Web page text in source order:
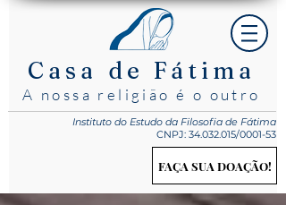
Casa de Fátima
A nossa religião é o outro
Instituto do Estudo da Filosofia de Fátima
CNPJ: 34.032.015/0001-53
FAÇA SUA DOAÇÃO!